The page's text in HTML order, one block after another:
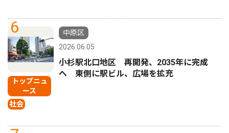
6
トップニュ
ース
社会
中原区
2026.06.05
小杉駅北口地区 再開発、2035年に完成
へ 東側に駅ビル、広場を拡充